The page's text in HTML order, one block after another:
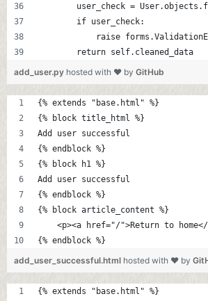
user_check =
        if user_check:
raise
        return self.cleaned_data
add_user.py hosted with ❤ by GitHub
{% extends "base.html" %}
{% block title_html %}
Add user successful
{% endblock %}
{% block h1 %}
Add user successful
{% endblock %}
{% block article_content %}
<p><a href="/">Return to
{% endblock %}
add_user_successful.html hosted with ❤ by
{% extends "base.html" %}